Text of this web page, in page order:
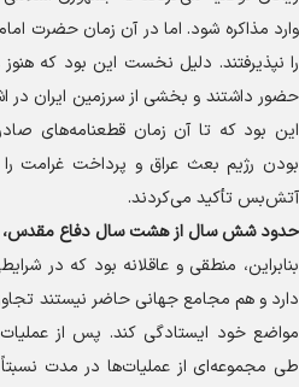
وارد مذاکره شود. اما در آن زمان حضرت
را نپذیرفتند. دلیل نخست این بود که
حضور داشتند و بخشی از سرزمین ایران در
این بود که تا آن زمان قطعنامه‌های
بودن رژیم بعث عراق و پرداخت غرامت
آتش‌بس تأکید می‌کردند.
حدود شش سال از هشت سال دفاع مقدس،
بنابراین، منطقی و عاقلانه بود که در
دارد و هم مجامع جهانی حاضر نیستند
مواضع خود ایستادگی کند. پس از
طی مجموعه‌ای از عملیات‌ها در مدت